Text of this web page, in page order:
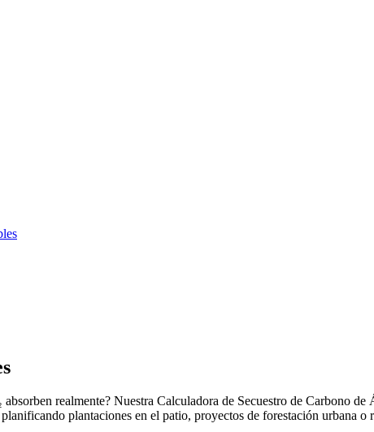
realmente? Nuestra Calculadora de Secuestro de Carbono
plantaciones en el patio, proyectos de forestación urbana o